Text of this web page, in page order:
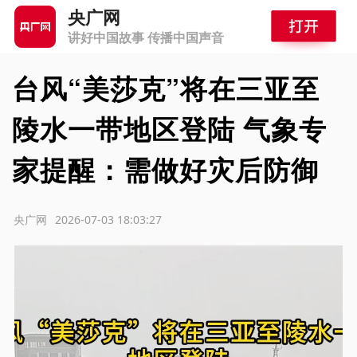
央广网
讲好中国故事 传播中国声音
台风“美莎克”将在三亚至
陵水一带地区登陆 气象专
家提醒：需做好灾后防御
2026-07-03 18:03:27
央广网